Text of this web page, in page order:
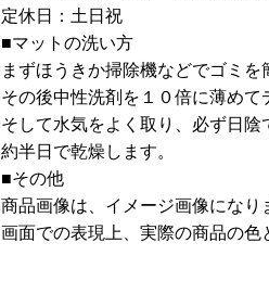
定休日：土日祝
■マットの洗い方
まずほうきか掃除機などでゴミを
その後中性洗剤を１０倍に薄めて
そして水気をよく取り、必ず日陰
約半日で乾燥します。
■その他
商品画像は、イメージ画像になり
画面での表現上、実際の商品の色